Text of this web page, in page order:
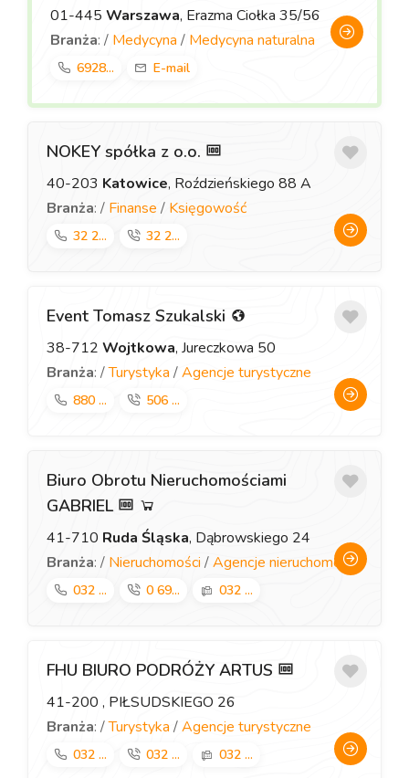
01-445 Warszawa, Erazma Ciołka 35/56
Branża: / Medycyna / Medycyna naturalna
6928... E-mail
NOKEY spółka z o.o.
40-203 Katowice, Roździeńskiego 88 A
Branża: / Finanse / Księgowość
32 2... 32 2...
Event Tomasz Szukalski
38-712 Wojtkowa, Jureczkowa 50
Branża: /Turystyka /Agencje turystyczne
880 ... 506 ...
Biuro Obrotu Nieruchomościami
GABRIEL
41-710 Ruda Śląska, Dąbrowskiego 24
Branża: / Nieruchomości /Agencje nieruchomości
032 ... 0 69... 032 ...
FHU BIURO PODRÓŻY ARTUS
41-200 , PIŁSUDSKIEGO 26
Branża: /Turystyka /Agencje turystyczne
032 ... 032 ... 032 ...